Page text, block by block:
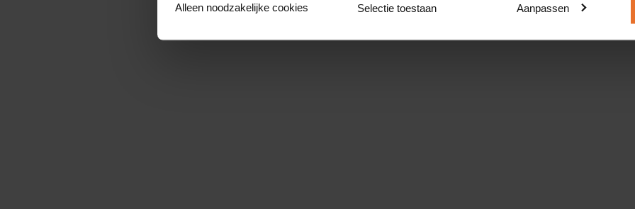
Alleen noodzakelijke cookies Selectie toestaan Aanpassen